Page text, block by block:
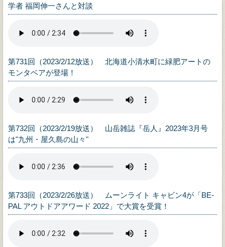
学者 福岡伸一さんと対談
第731回（2023/2/12放送） 北海道小清水町に緑肥アートの
モンタベアが登場！
第732回（2023/2/19放送） 山岳雑誌『岳人』2023年3月号
は"九州・屋久島の山々"
第733回（2023/2/26放送） ムーンライト キャビン4が「BE-
PAL アウトドアアワード 2022」で大賞を受賞！